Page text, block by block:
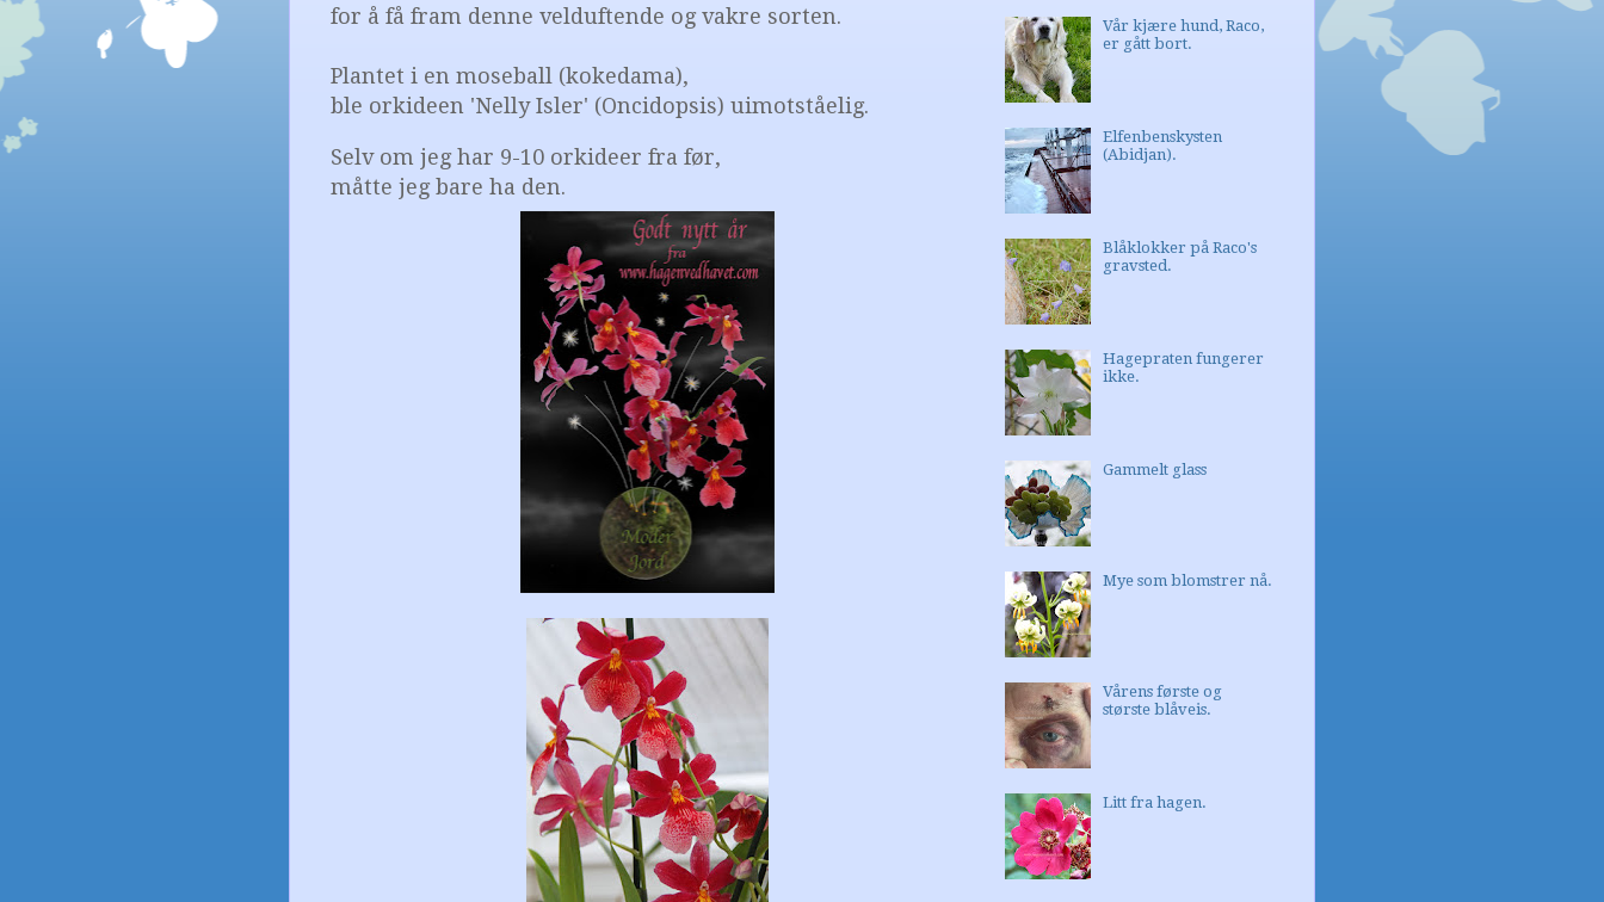
for å få fram denne velduftende og vakre sorten.
Plantet i en moseball (kokedama),
ble orkideen 'Nelly Isler' (Oncidopsis) uimotståelig.
Selv om jeg har 9-10 orkideer fra før,
måtte jeg bare ha den.
Vår kjære hund, Raco,
er gått bort.
Elfenbenskysten
(Abidjan).
Blåklokker på Raco's
gravsted.
Hagepraten fungerer
ikke.
Gammelt glass
Mye som blomstrer nå.
Vårens første og
største blåveis.
Litt fra hagen.